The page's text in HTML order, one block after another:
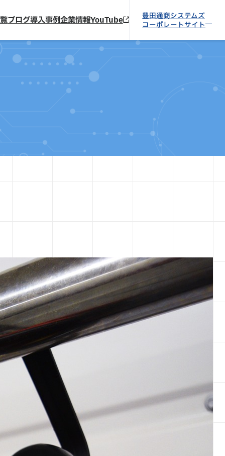
ブログ導入事例企業情報YouTube
豊田通商システムズ
コーポレートサイト